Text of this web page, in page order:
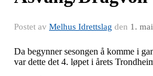
Postet av Melhus Idrettslag den 1.
Da begynner sesongen å komme i
var dette det 4. løpet i årets